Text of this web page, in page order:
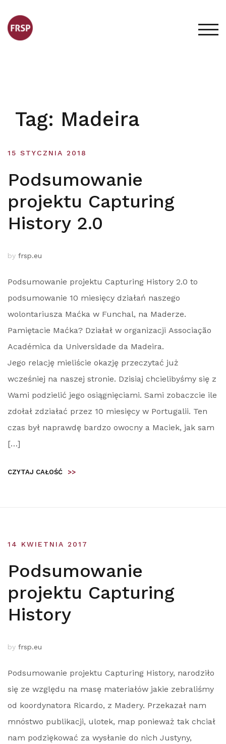
content
Tag: Madeira
15 STYCZNIA 2018
Podsumowanie
projektu Capturing
History 2.0
by frsp.eu
Podsumowanie projektu Capturing History 2.0 to
podsumowanie 10 miesięcy działań naszego
wolontariusza Maćka w Funchal, na Maderze.
Pamiętacie Maćka? Działał w organizacji Associação
Académica da Universidade da Madeira.
Jego relację mieliście okazję przeczytać już
wcześniej na naszej stronie. Dzisiaj chcielibyśmy się z
Wami podzielić jego osiągnięciami. Sami zobaczcie ile
zdołał zdziałać przez 10 miesięcy w Portugalii. Ten
czas był naprawdę bardzo owocny a Maciek, jak sam
[…]
CZYTAJ CAŁOŚĆ >>
14 KWIETNIA 2017
Podsumowanie
projektu Capturing
History
by frsp.eu
Podsumowanie projektu Capturing History, narodziło
się ze względu na masę materiałów jakie zebraliśmy
od koordynatora Ricardo, z Madery. Przekazał nam
mnóstwo publikacji, ulotek, map ponieważ tak chciał
nam podziękować za wysłanie do nich Justyny,